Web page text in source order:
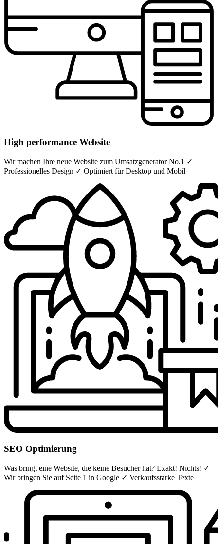
High performance Website
Wir machen Ihre neue Website zum Umsatzgenerator No.1 ✓
Professionelles Design ✓ Optimiert für Desktop und Mobil
SEO Optimierung
Was bringt eine Website, die keine Besucher hat? Exakt! Nichts! ✓
Wir bringen Sie auf Seite 1 in Google ✓ Verkaufsstarke Texte